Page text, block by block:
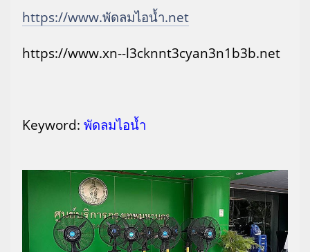
https://www.พัดลมไอน้ำ.net
https://www.xn--l3cknnt3cyan3n1b3b.net
Keyword: พัดลมไอน้ำ